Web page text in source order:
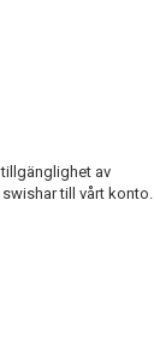
av
till vårt konto.